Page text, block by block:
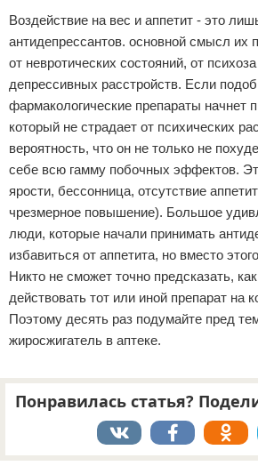
Воздействие на вес и аппетит - это
антидепрессантов. основной смысл их
от невротических состояний, от
депрессивных расстройств. Если
фармакологические препараты начнет
который не страдает от психических
вероятность, что он не только не
себе всю гамму побочных эффектов.
ярости, бессонница, отсутствие
чрезмерное повышение). Большое
люди, которые начали принимать
избавиться от аппетита, но вместо
Никто не сможет точно предсказать,
действовать тот или иной препарат на
Поэтому десять раз подумайте пред
жиросжигатель в аптеке.
Понравилась статья?